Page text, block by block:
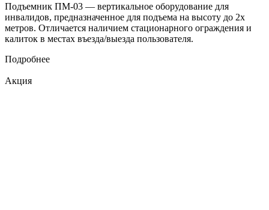
Подъемник ПМ-03 — вертикальное оборудование для
инвалидов, предназначенное для подъема на высоту до 2х
метров. Отличается наличием стационарного ограждения и
калиток в местах въезда/выезда пользователя.
Подробнее
Акция